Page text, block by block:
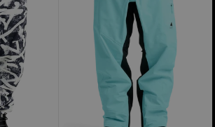
hommes